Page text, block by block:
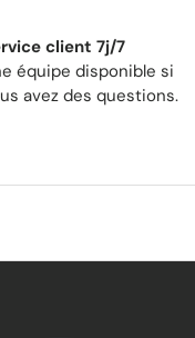
client 7j/7
équipe disponible si
avez des questions.